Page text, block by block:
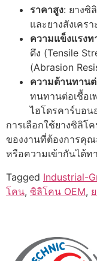
ราคาสูง: ยางซิ
และยางสังเคร
ความแข็งแรงท
ดึง (Tensile
(Abrasion
ความต้านทาน
ทนทานต่อเชื้อเ
ไฮโดรคาร์บอน
การเลือกใช้ยางซิลิโ
ของงานที่ต้องการคุ
หรือความเข้ากันได้ท
Tagged Industrial-
โคน, ซิลิโคน OEM,